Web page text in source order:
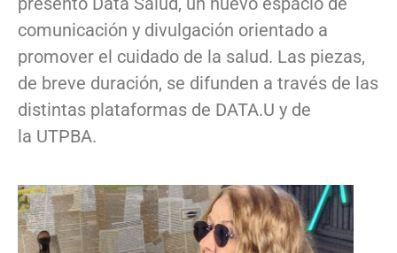
comunicación y divulgación orientado a
promover el cuidado de la salud. Las piezas,
de breve duración, se difunden a través de las
distintas plataformas de DATA.U y de
la UTPBA.